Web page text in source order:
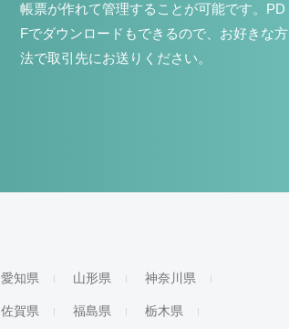
帳票が作れて管理することが可能です。PD
Fでダウンロードもできるので、お好きな方
法で取引先にお送りください。
愛知県 山形県 神奈川県
佐賀県 福島県 栃木県